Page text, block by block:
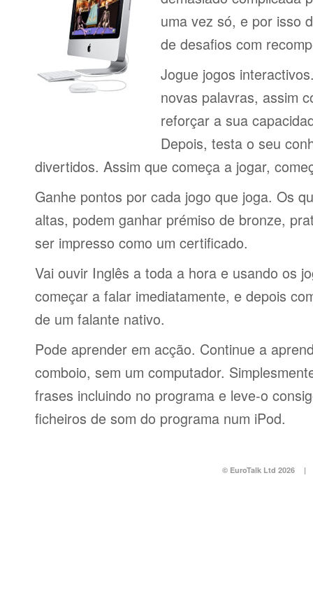
uma vez só, e por isso
de desafios com
Jogue jogos
novas palavras, assim
reforçar a sua
Depois, testa o seu
divertidos. Assim que começa a jogar,
Ganhe pontos por cada jogo que joga. Os
altas, podem ganhar prémiso de bronze,
ser impresso como um certificado.
Vai ouvir Inglês a toda a hora e usando os
começar a falar imediatamente, e depois
de um falante nativo.
Pode aprender em acção. Continue a
comboio, sem um computador.
frases incluindo no programa e leve-o
ficheiros de som do programa num iPod.
© EuroTalk Ltd 2026 |